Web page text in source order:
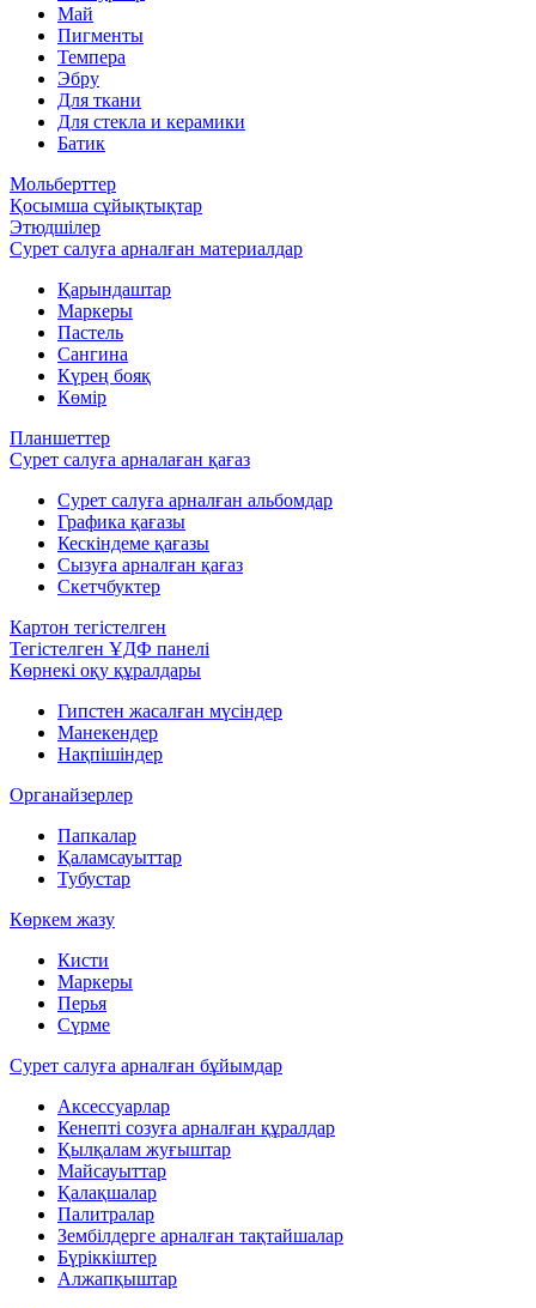
Май
Пигменты
Темпера
Эбру
Для ткани
Для стекла и керамики
Батик
Мольберттер
Қосымша сұйықтықтар
Этюдшілер
Сурет салуға арналған материалдар
Қарындаштар
Маркеры
Пастель
Сангина
Күрең бояқ
Көмір
Планшеттер
Сурет салуға арналаған қағаз
Сурет салуға арналған альбомдар
Графика қағазы
Кескіндеме қағазы
Сызуға арналған қағаз
Скетчбуктер
Картон тегістелген
Тегістелген ҰДФ панелі
Көрнекі оқу құралдары
Гипстен жасалған мүсіндер
Манекендер
Нақпішіндер
Органайзерлер
Папкалар
Қаламсауыттар
Тубустар
Көркем жазу
Кисти
Маркеры
Перья
Сүрме
Сурет салуға арналған бұйымдар
Аксессуарлар
Кенепті созуға арналған құралдар
Қылқалам жуғыштар
Майсауыттар
Қалақшалар
Палитралар
Зембілдерге арналған тақтайшалар
Бүріккіштер
Алжапқыштар